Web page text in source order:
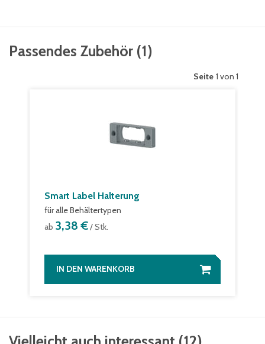
Passendes Zubehör (1)
Seite 1 von 1
Smart Label Halterung
für alle Behältertypen
ab 3,38 €/ Stk.
IN DEN WARENKORB